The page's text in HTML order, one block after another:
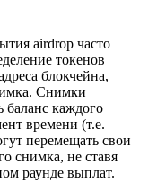
airdrop часто
токенов
блокчейна,
Снимки
баланс каждого
времени (т.е.
перемещать свои
снимка, не ставя
раунде выплат.